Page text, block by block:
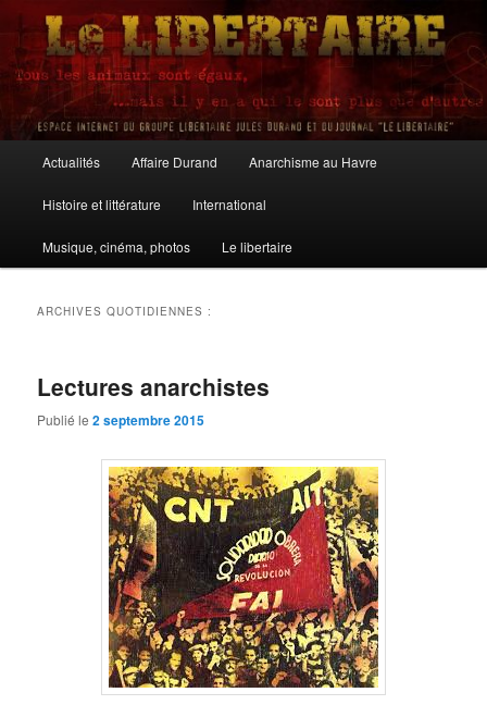
Aller
contenu
principal
Aller
contenu
secondaire
Le Libertaire
principal
Actualités Affaire Durand Anarchisme au Havre
Histoire et littérature International
Musique, cinéma, photos Le libertaire
ARCHIVES QUOTIDIENNES :
Lectures anarchistes
Publié le2 septembre 2015